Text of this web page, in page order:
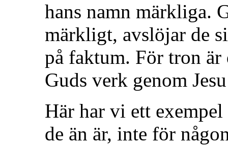
hans namn märkliga.
märkligt, avslöjar de
på faktum. För tron
Guds verk genom
Här har vi ett
de än är, inte för